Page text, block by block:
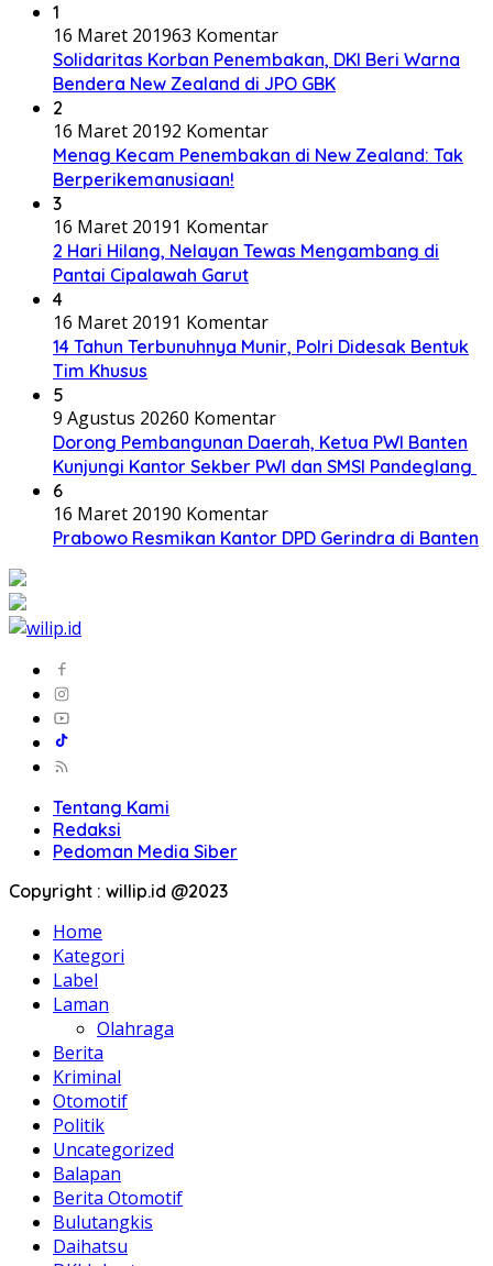
1
16 Maret 201963 Komentar
Solidaritas Korban Penembakan, DKI Beri Warna
Bendera New Zealand di JPO GBK
2
16 Maret 20192 Komentar
Menag Kecam Penembakan di New Zealand: Tak
Berperikemanusiaan!
3
16 Maret 20191 Komentar
2 Hari Hilang, Nelayan Tewas Mengambang di
Pantai Cipalawah Garut
4
16 Maret 20191 Komentar
14 Tahun Terbunuhnya Munir, Polri Didesak Bentuk
Tim Khusus
5
9 Agustus 20260 Komentar
Dorong Pembangunan Daerah, Ketua PWI Banten
Kunjungi Kantor Sekber PWI dan SMSI Pandeglang
6
16 Maret 20190 Komentar
Prabowo Resmikan Kantor DPD Gerindra di Banten
Tentang Kami
Redaksi
Pedoman Media Siber
Copyright : willip.id @2023
Home
Kategori
Label
Laman
Olahraga
Berita
Kriminal
Otomotif
Politik
Uncategorized
Balapan
Berita Otomotif
Bulutangkis
Daihatsu